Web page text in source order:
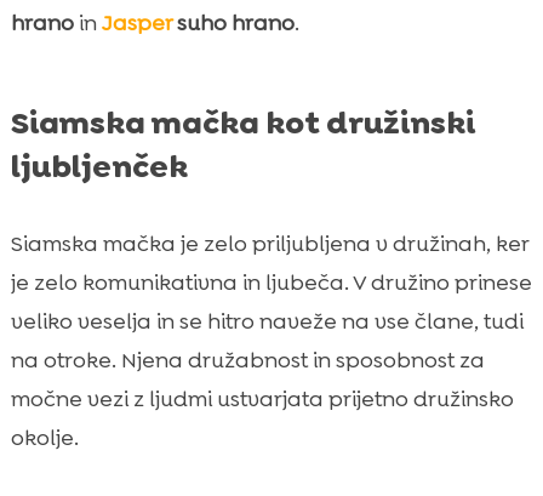
hranoinJaspersuho hrano.
Siamska mačka kot družinski
ljubljenček
Siamska mačka je zelo priljubljena v družinah, ker
je zelo komunikativna in ljubeča. V družino prinese
veliko veselja in se hitro naveže na vse člane, tudi
na otroke. Njena družabnost in sposobnost za
močne vezi z ljudmi ustvarjata prijetno družinsko
okolje.